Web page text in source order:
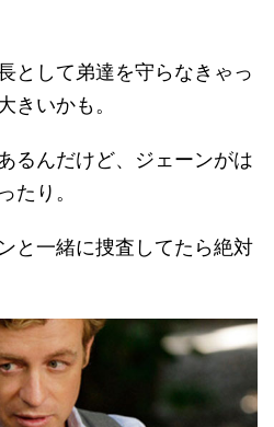
として弟達を守らなきゃっ
きいかも。
るんだけど、ジェーンがは
たり。
と一緒に捜査してたら絶対